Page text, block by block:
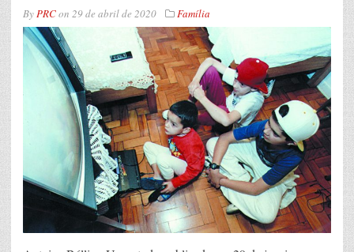
ByPRCon 29 de abril de 2020 Família